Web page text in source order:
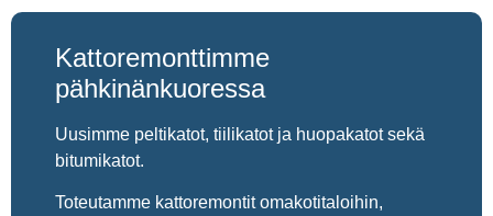
Kattoremonttimme
pähkinänkuoressa
Uusimme peltikatot, tiilikatot ja huopakatot sekä
bitumikatot.
Toteutamme kattoremontit omakotitaloihin,